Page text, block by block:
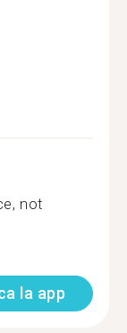
not
la app